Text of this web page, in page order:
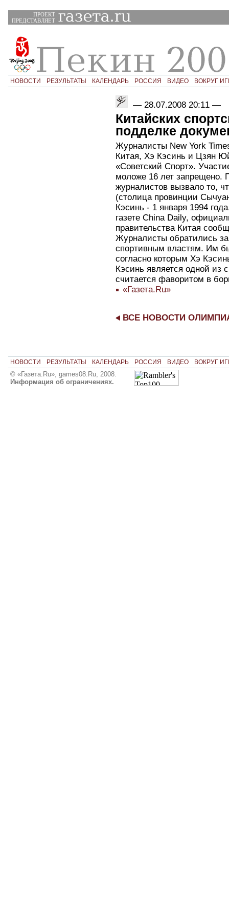
ПРОЕКТ
ПРЕДСТАВЛЯЕТ
НОВОСТИ РЕЗУЛЬТАТЫ КАЛЕНДАРЬ РОССИЯ ВИДЕО ВОКРУГ
— 28.07.2008 20:11 —
Китайских
подделке
Журналисты New York
Китая, Хэ Кэсинь и Цзян
«Советский Спорт».
моложе 16 лет запрещено.
журналистов вызвало то,
(столица провинции
Кэсинь - 1 января 1994
газете China Daily,
правительства Китая
Журналисты обратились
спортивным властям. Им
согласно которым Хэ
Кэсинь является одной из
считается фаворитом в
«Газета.Ru»
ВСЕ НОВОСТИ
НОВОСТИ РЕЗУЛЬТАТЫ КАЛЕНДАРЬ РОССИЯ ВИДЕО ВОКРУГ
© «Газета.Ru», games08.Ru, 2008.
Информация об ограничениях.